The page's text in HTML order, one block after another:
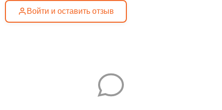
Войти и оставить отзыв